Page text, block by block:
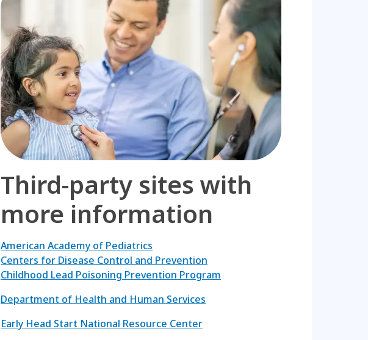
Third-party sites with
more information
American Academy of Pediatrics
Centers for Disease Control and Prevention
Childhood Lead Poisoning Prevention Program
Department of Health and Human Services
Early Head Start National Resource Center